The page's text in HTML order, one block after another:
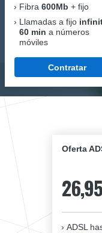
Fibra 600Mb + fijo
Llamadas a fijo
60 min a números
móviles
Contratar
Oferta
26,95
ADSL